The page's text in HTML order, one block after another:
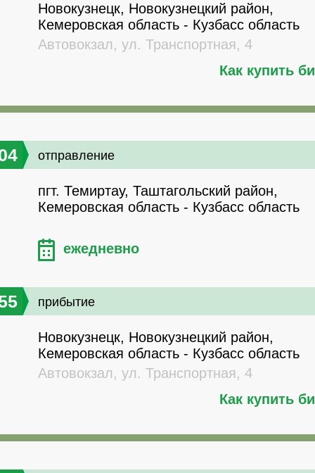
Новокузнецк, Новокузнецкий район,
Кемеровская область - Кузбасс область
Автовокзал, ул. Транспортная, 4
Как купить
отправление
пгт. Темиртау, Таштагольский район,
Кемеровская область - Кузбасс область
ежедневно
прибытие
Новокузнецк, Новокузнецкий район,
Кемеровская область - Кузбасс область
Автовокзал, ул. Транспортная, 4
Как купить